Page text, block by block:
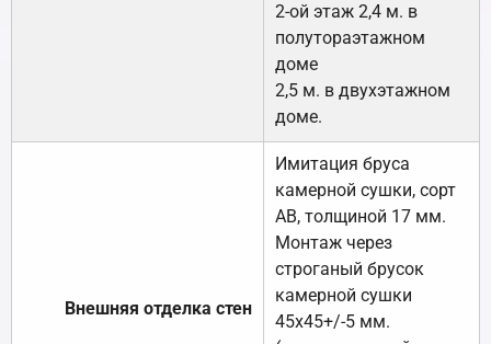
2-ой этаж 2,4 м. в
полутораэтажном
доме
2,5 м. в двухэтажном
доме.
Внешняя отделка стен
Имитация бруса
камерной сушки, сорт
АВ, толщиной 17 мм.
Монтаж через
строганый брусок
камерной сушки
45х45+/-5 мм.